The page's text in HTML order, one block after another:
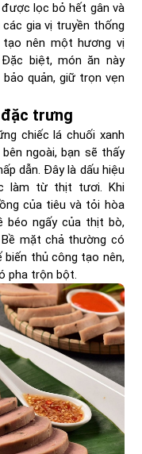
lọc bỏ hết gân và
gia vị truyền thống
nên một hương vị
biệt, món ăn này
quản, giữ trọn vẹn
trưng
chiếc lá chuối xanh
ngoài, bạn sẽ thấy
dẫn. Đây là dấu hiệu
làm từ thịt tươi. Khi
của tiêu và tỏi hòa
béo ngấy của thịt bò,
mặt chả thường có
biến thủ công tạo nên,
pha trộn bột.